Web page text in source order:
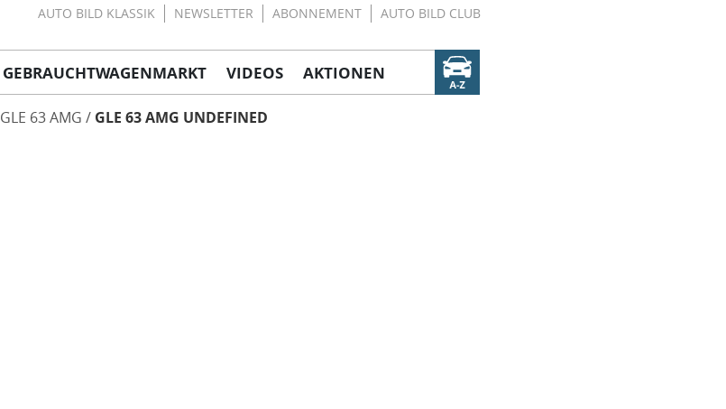
AUTO BILD KLASSIK NEWSLETTER ABONNEMENT AUTO BILD CLUB
GEBRAUCHTWAGENMARKT VIDEOS AKTIONEN
GLE 63 AMG GLE 63 AMG UNDEFINED